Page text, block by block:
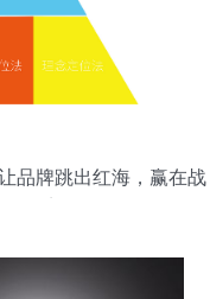
品牌跳出红海，赢在战